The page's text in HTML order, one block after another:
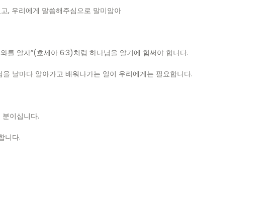
, 우리에게 말씀해주심으로 말미암아
를 알자”(호세아 6:3)처럼 하나님을 알기에 힘써야 합니다.
날마다 알아가고 배워나가는 일이 우리에게는 필요합니다.
이십니다.
니다.